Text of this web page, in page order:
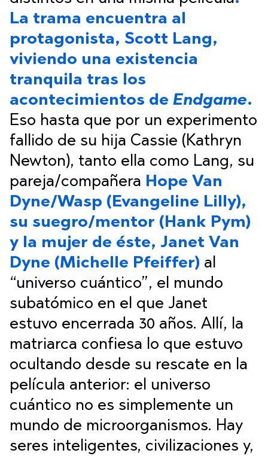
La trama encuentra al
protagonista, Scott Lang,
viviendo una existencia
tranquila tras los
acontecimientos de Endgame.
Eso hasta que por un experimento
fallido de su hija Cassie (Kathryn
Newton), tanto ella como Lang, su
pareja/compañera Hope Van
Dyne/Wasp (Evangeline Lilly),
su suegro/mentor (Hank Pym)
y la mujer de éste, Janet Van
Dyne (Michelle Pfeiffer) al
“universo cuántico”, el mundo
subatómico en el que Janet
estuvo encerrada 30 años. Allí, la
matriarca confiesa lo que estuvo
ocultando desde su rescate en la
película anterior: el universo
cuántico no es simplemente un
mundo de microorganismos. Hay
seres inteligentes, civilizaciones y,